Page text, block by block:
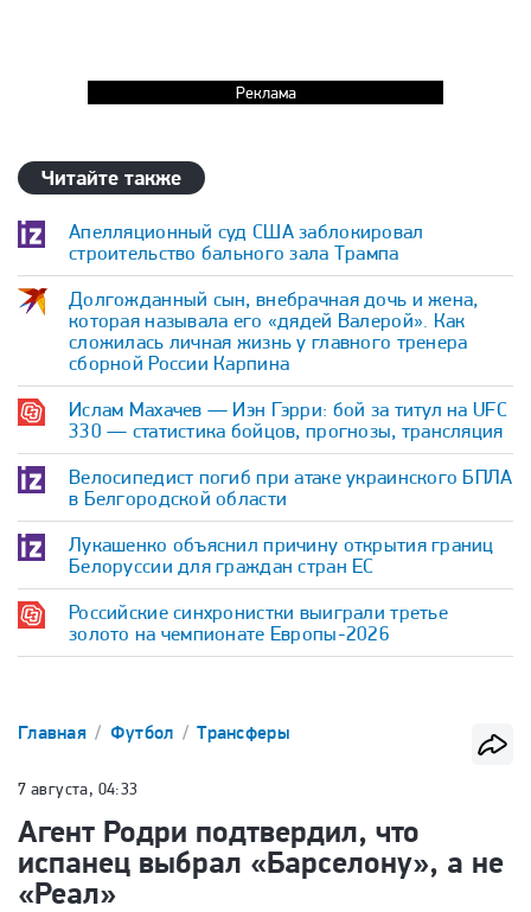
Реклама
Читайте также
Апелляционный суд США заблокировал
строительство бального зала Трампа
Долгожданный сын, внебрачная дочь и жена,
которая называла его «дядей Валерой». Как
сложилась личная жизнь у главного тренера
сборной России Карпина
Ислам Махачев — Иэн Гэрри: бой за титул на UFC
330 — статистика бойцов, прогнозы, трансляция
Велосипедист погиб при атаке украинского БПЛА
в Белгородской области
Лукашенко объяснил причину открытия границ
Белоруссии для граждан стран ЕС
Российские синхронистки выиграли третье
золото на чемпионате Европы-2026
Главная Футбол Трансферы
7 августа, 04:33
Агент Родри подтвердил, что
испанец выбрал «Барселону», а не
«Реал»